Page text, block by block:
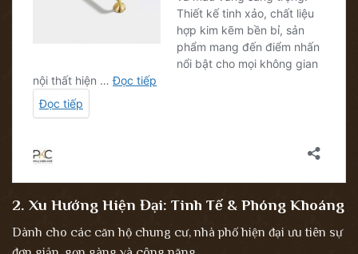
2. Xu Hướng Hiện Đại: Tinh Tế & Phóng Khoáng
Dành cho các căn hộ chung cư, nhà phố hiện đại ưu tiên sự